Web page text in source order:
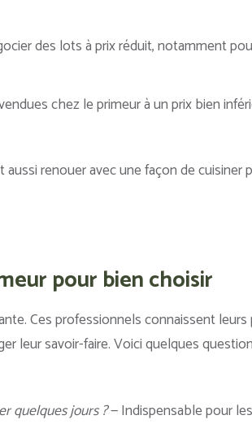
des lots à prix réduit, notamment
chez le primeur à un prix bien
renouer avec une façon de cuisiner
pour bien choisir
Ces professionnels connaissent
leur savoir-faire. Voici quelques
quelques jours ?— Indispensable pour